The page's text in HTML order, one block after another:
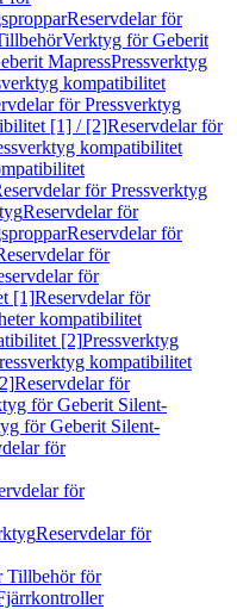
Reservdelar för
Verktyg för Geberit
MapressPressverktyg
kompatibilitet
för Pressverktyg
[1] / [2]Reservdelar för
kompatibilitet
för Pressverktyg
Reservdelar för
Reservdelar för
för
för
[1]Reservdelar för
kompatibilitet
[2]Pressverktyg
kompatibilitet
Reservdelar för
för Geberit Silent-
för Geberit Silent-
för
för
Reservdelar för
Tillbehör för